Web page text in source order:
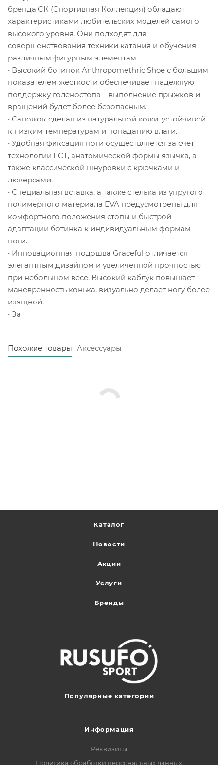
бренда СК (Спортивная Коллекция) обладают
характеристиками любительских моделей самого
высокого уровня. Они подходят для
совершенствования техники катания и обучения
различным фигурным элементам.
• Высокий ботинок Anthropomethric Shoe с большим
показателем жесткости обеспечивает надежную
поддержку голеностопа – выполнение прыжков и
вращений будет более безопасным.
• Сапожок сделан из натуральной кожи, устойчивой
к низким температурам и попаданию влаги.
• Удобная фиксация ноги осуществляется за счет
технологии LCT, анатомической формы язычка, а
также классической шнуровки с крючками и
люверсами.
• Специальная вставка, а также стелька из упругого
полимерного материала EVA предусмотрены для
комфортного положения стопы и быстрой
адаптации ботинка к индивидуальным формам
ноги.
• Инновационная подошва Graceful отличается
элегантным дизайном и увеличенной прочностью
при небольшом весе. Высокий каблук повышает
маневренность конька, визуально делает ногу более
изящной.
• За
Похожие товары Аксессуары
Каталог
Новости
Акции
Услуги
Бренды
Популярные категории
Информация
Реквизиты
Политика обработки персональных данных